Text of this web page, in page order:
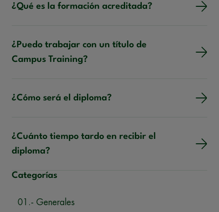
¿Qué es la formación acreditada?
¿Puedo trabajar con un título de
Campus Training?
¿Cómo será el diploma?
¿Cuánto tiempo tardo en recibir el
diploma?
Categorías
01.- Generales